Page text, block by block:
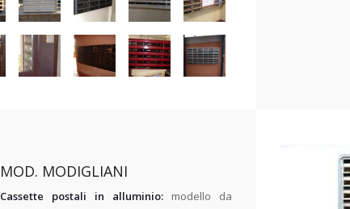
MOD. MODIGLIANI
Cassette postali in alluminio: modello da